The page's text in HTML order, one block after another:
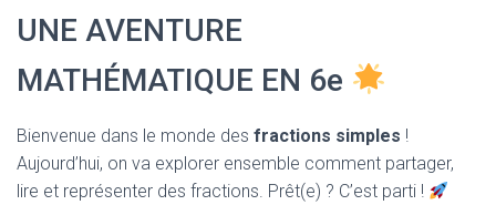
UNE AVENTURE
MATHÉMATIQUE EN 6e
Bienvenue dans le monde des fractions simples !
Aujourd’hui, on va explorer ensemble comment partager,
lire et représenter des fractions. Prêt(e) ? C’est parti !